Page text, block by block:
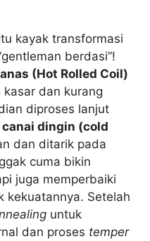
kayak transformasi
berdasi”!
(Hot Rolled Coil)
dan kurang
diproses lanjut
canai dingin (cold
dan ditarik pada
cuma bikin
juga memperbaiki
kekuatannya. Setelah
untuk
dan proses temper